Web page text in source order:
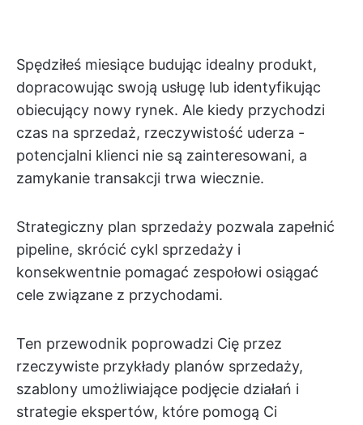
Spędziłeś miesiące budując idealny produkt,
dopracowując swoją usługę lub identyfikując
obiecujący nowy rynek. Ale kiedy przychodzi
czas na sprzedaż, rzeczywistość uderza -
potencjalni klienci nie są zainteresowani, a
zamykanie transakcji trwa wiecznie.
Strategiczny plan sprzedaży pozwala zapełnić
pipeline, skrócić cykl sprzedaży i
konsekwentnie pomagać zespołowi osiągać
cele związane z przychodami.
Ten przewodnik poprowadzi Cię przez
rzeczywiste przykłady planów sprzedaży,
szablony umożliwiające podjęcie działań i
strategie ekspertów, które pomogą Ci